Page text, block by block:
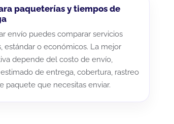
paqueterías y tiempos de
envío puedes comparar servicios
estándar o económicos. La mejor
depende del costo de envío,
de entrega, cobertura, rastreo
paquete que necesitas enviar.